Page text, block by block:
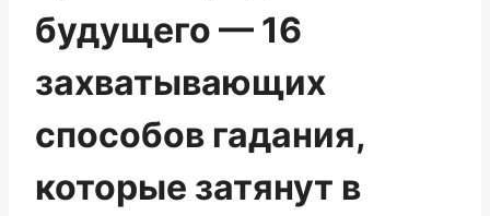
будущего — 16
захватывающих
способов гадания,
которые затянут в